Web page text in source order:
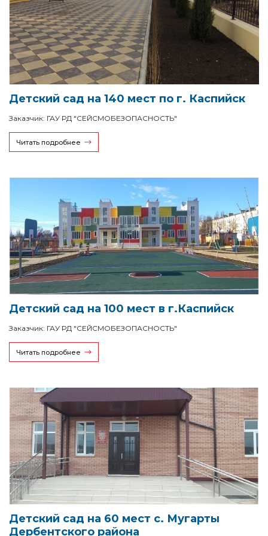
Детский сад на 140 мест по г. Каспийск
Заказчик: ГАУ РД "СЕЙСМОБЕЗОПАСНОСТЬ"
Читать подробнее
Детский сад на 100 мест в г.Каспийск
Заказчик: ГАУ РД "СЕЙСМОБЕЗОПАСНОСТЬ"
Читать подробнее
Детский сад на 60 мест с. Мугарты
Дербентского района